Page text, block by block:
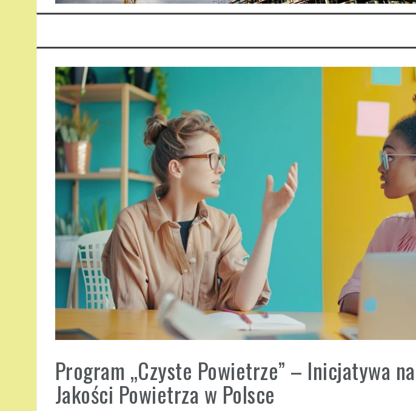
Program „Czyste Powietrze” – Inicjatywa
Jakości Powietrza w Polsce